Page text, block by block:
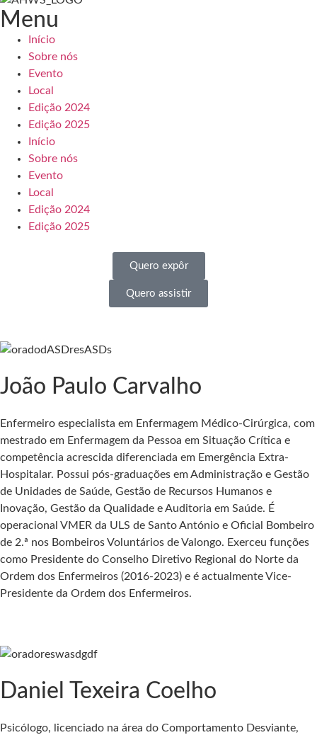
Menu
Início
Sobre nós
Evento
Local
Edição 2024
Edição 2025
Início
Sobre nós
Evento
Local
Edição 2024
Edição 2025
Quero expôr
Quero assistir
João Paulo Carvalho
Enfermeiro especialista em Enfermagem Médico-Cirúrgica, com
mestrado em Enfermagem da Pessoa em Situação Crítica e
competência acrescida diferenciada em Emergência Extra-
Hospitalar. Possui pós-graduações em Administração e Gestão
de Unidades de Saúde, Gestão de Recursos Humanos e
Inovação, Gestão da Qualidade e Auditoria em Saúde. É
operacional VMER da ULS de Santo António e Oficial Bombeiro
de 2.ª nos Bombeiros Voluntários de Valongo. Exerceu funções
como Presidente do Conselho Diretivo Regional do Norte da
Ordem dos Enfermeiros (2016-2023) e é actualmente Vice-
Presidente da Ordem dos Enfermeiros.
Daniel Texeira Coelho
Psicólogo, licenciado na área do Comportamento Desviante,